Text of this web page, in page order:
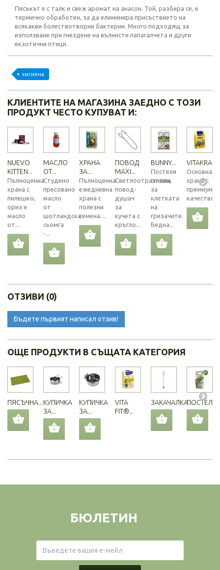
Пясъкът е с талк и свеж аромат на анасон. Той, разбира се, е
термично обработен, за да елиминира присъствието на
всякакви болествотворни бактерии. Много подходящ за
използване при гнездене на вълнисти папагалчета и други
екзотични птици.
хигиена
КЛИЕНТИТЕ НА МАГАЗИНА ЗАЕДНО С ТОЗИ
ПРОДУКТ ЧЕСТО КУПУВАТ И:
NUEVO
KITTEN...
Пълноценна
храна с
пилешко,
ориз и
масло
от...
МАСЛО
ОТ...
Студено
пресовано
масло
от
шотландска
сьомга
-...
ХРАНА
ЗА...
Пълноценна
ежедневна
храна с
полезни
семена....
ПОВОД
MAXI...
Светлоотразяващ
повод-
душач
за
кучета с
кръгло...
BUNNY...
Постеля
от лен
за
клетката
на
гризачите.
Бедна...
Основна
храна с
премиум
качество
ОТЗИВИ (0)
Бъдете първият написал отзив!
ОЩЕ ПРОДУКТИ В СЪЩАТА КАТЕГОРИЯ
ПЯСЪЧНА...КУПИЧКА
ЗА...
КУПИЧКА
ЗА...
VITA
FIT®...
ЗАКАЧАЛКА...
БЮЛЕТИН